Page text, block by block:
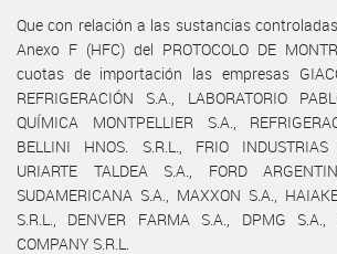
Que con relación a las sustancias
Anexo F (HFC) del PROTOCOLO DE
cuotas de importación las empresas
REFRIGERACIÓN S.A., LABORATORIO
QUÍMICA MONTPELLIER S.A.,
BELLINI HNOS. S.R.L., FRIO INDUSTRIAS
URIARTE TALDEA S.A., FORD
SUDAMERICANA S.A., MAXXON S.A.,
S.R.L., DENVER FARMA S.A., DPMG
COMPANY S.R.L.